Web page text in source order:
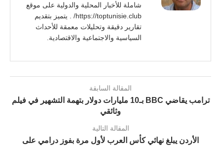
شاملة للأخبار المحلية والدولية على موقع
https://toptunisie.club/ . يتميز بتقديم
تقارير دقيقة وتحليلات معمقة للأحداث
السياسية والاجتماعية والاقتصادية.
المقالة السابقة
ترامب يقاضي BBC بـ10 مليارات دولار بتهمة التشهير في فيلم
وثائقي
المقالة التالية
الأردن يبلغ نهائي كأس العرب لأول مرة بفوز درامي على